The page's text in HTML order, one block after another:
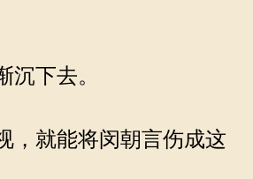
下去。
，就能将闵朝言伤成这